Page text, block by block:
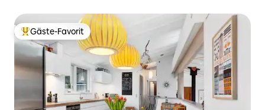
Beliebter Gäste-Favorit.
Gäste-Favorit